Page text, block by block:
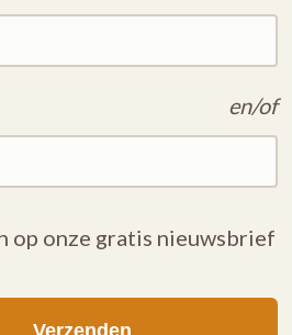
en/of
op onze gratis nieuwsbrief